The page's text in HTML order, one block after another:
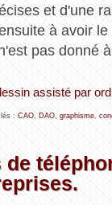
et d'une
à avoir le
pas donné
assisté par
: CAO, DAO, graphisme,